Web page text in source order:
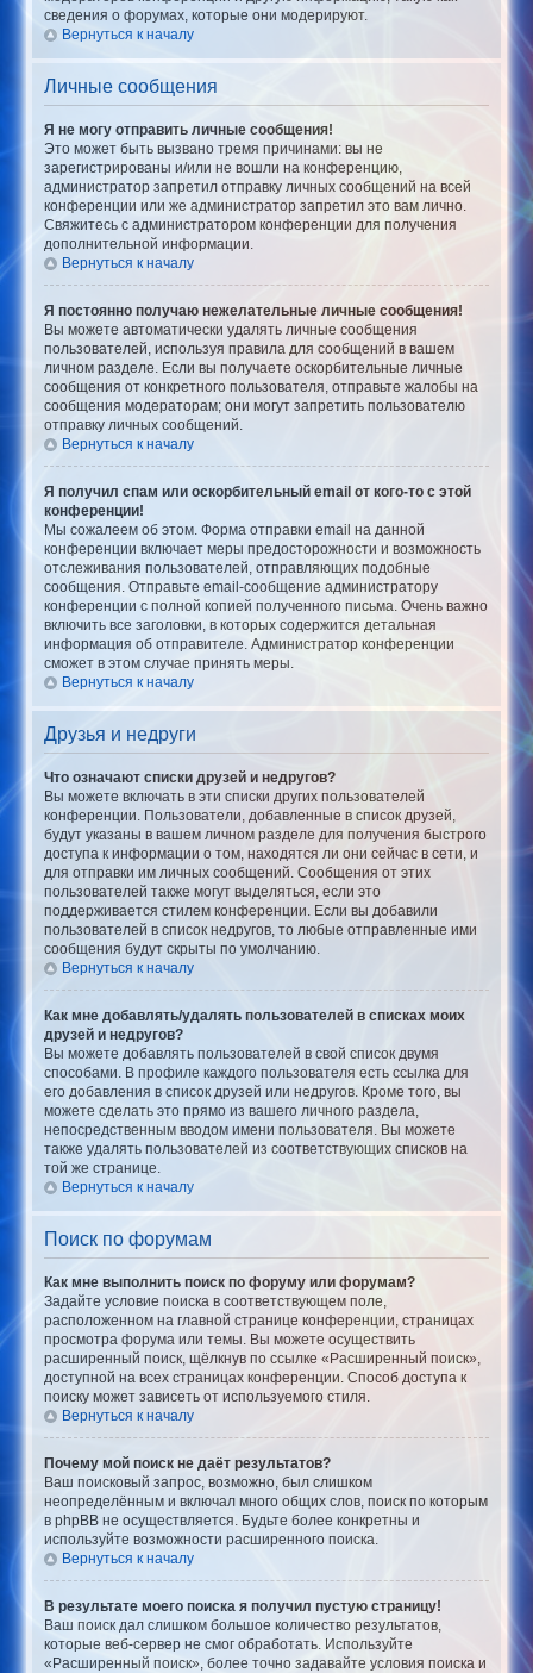
сведения о форумах, которые они модерируют.
Вернуться к началу
Личные сообщения
Я не могу отправить личные сообщения!
Это может быть вызвано тремя причинами: вы не
зарегистрированы и/или не вошли на конференцию,
администратор запретил отправку личных сообщений на всей
конференции или же администратор запретил это вам лично.
Свяжитесь с администратором конференции для получения
дополнительной информации.
Вернуться к началу
Я постоянно получаю нежелательные личные сообщения!
Вы можете автоматически удалять личные сообщения
пользователей, используя правила для сообщений в вашем
личном разделе. Если вы получаете оскорбительные личные
сообщения от конкретного пользователя, отправьте жалобы на
сообщения модераторам; они могут запретить пользователю
отправку личных сообщений.
Вернуться к началу
Я получил спам или оскорбительный email от кого-то с этой
конференции!
Мы сожалеем об этом. Форма отправки email на данной
конференции включает меры предосторожности и возможность
отслеживания пользователей, отправляющих подобные
сообщения. Отправьте email-сообщение администратору
конференции с полной копией полученного письма. Очень важно
включить все заголовки, в которых содержится детальная
информация об отправителе. Администратор конференции
сможет в этом случае принять меры.
Вернуться к началу
Друзья и недруги
Что означают списки друзей и недругов?
Вы можете включать в эти списки других пользователей
конференции. Пользователи, добавленные в список друзей,
будут указаны в вашем личном разделе для получения быстрого
доступа к информации о том, находятся ли они сейчас в сети, и
для отправки им личных сообщений. Сообщения от этих
пользователей также могут выделяться, если это
поддерживается стилем конференции. Если вы добавили
пользователей в список недругов, то любые отправленные ими
сообщения будут скрыты по умолчанию.
Вернуться к началу
Как мне добавлять/удалять пользователей в списках моих
друзей и недругов?
Вы можете добавлять пользователей в свой список двумя
способами. В профиле каждого пользователя есть ссылка для
его добавления в список друзей или недругов. Кроме того, вы
можете сделать это прямо из вашего личного раздела,
непосредственным вводом имени пользователя. Вы можете
также удалять пользователей из соответствующих списков на
той же странице.
Вернуться к началу
Поиск по форумам
Как мне выполнить поиск по форуму или форумам?
Задайте условие поиска в соответствующем поле,
расположенном на главной странице конференции, страницах
просмотра форума или темы. Вы можете осуществить
расширенный поиск, щёлкнув по ссылке «Расширенный поиск»,
доступной на всех страницах конференции. Способ доступа к
поиску может зависеть от используемого стиля.
Вернуться к началу
Почему мой поиск не даёт результатов?
Ваш поисковый запрос, возможно, был слишком
неопределённым и включал много общих слов, поиск по которым
в phpBB не осуществляется. Будьте более конкретны и
используйте возможности расширенного поиска.
Вернуться к началу
В результате моего поиска я получил пустую страницу!
Ваш поиск дал слишком большое количество результатов,
которые веб-сервер не смог обработать. Используйте
«Расширенный поиск», более точно задавайте условия поиска и